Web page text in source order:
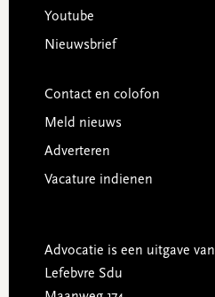
Youtube
Nieuwsbrief
Contact en colofon
Meld nieuws
Adverteren
Vacature indienen
Advocatie is een uitgave van
Lefebvre Sdu